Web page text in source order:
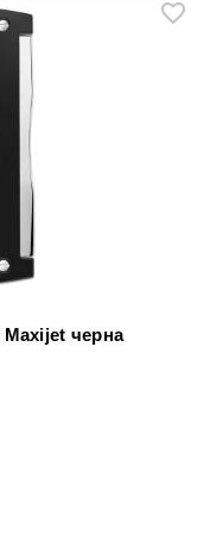
Maxijet черна